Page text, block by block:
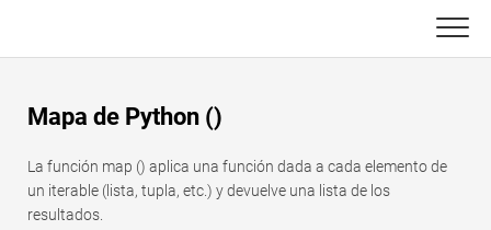
content
Gráfico
C ++
Mapa de Python ()
La función map () aplica una función dada a cada elemento de
un iterable (lista, tupla, etc.) y devuelve una lista de los
resultados.